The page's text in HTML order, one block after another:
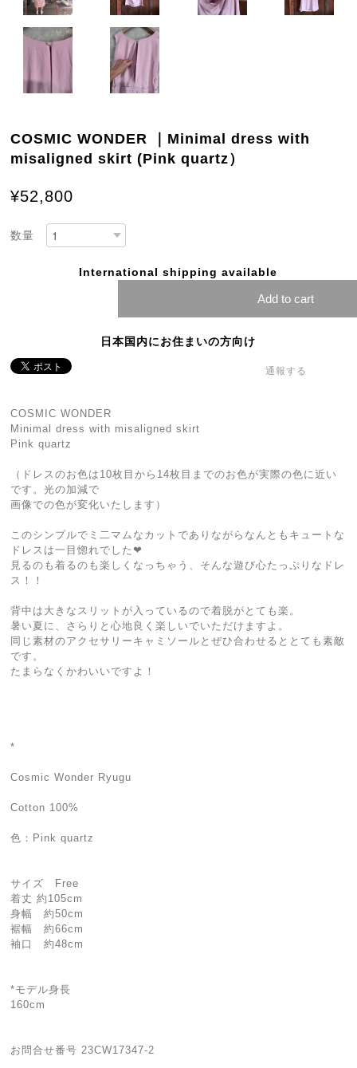
COSMIC WONDER ｜Minimal dress with
misaligned skirt (Pink quartz）
¥52,800
数量
International shipping available
Add to cart
日本国内にお住まいの方向け
通報する
COSMIC WONDER
Minimal dress with misaligned skirt
Pink quartz
（ドレスのお色は10枚目から14枚目までのお色が実際の色に近い
です。光の加減で
画像での色が変化いたします）
このシンプルでミ二マムなカットでありながらなんともキュートな
ドレスは一目惚れでした❤︎
見るのも着るのも楽しくなっちゃう、そんな遊び心たっぷりなドレ
ス！！
背中は大きなスリットが入っているので着脱がとても楽。
暑い夏に、さらりと心地良く楽しいでいただけますよ。
同じ素材のアクセサリーキャミソールとぜひ合わせるととても素敵
です。
たまらなくかわいいですよ！
*
Cosmic Wonder Ryugu
Cotton 100%
色：Pink quartz
サイズ Free
着丈 約105cm
身幅 約50cm
裾幅 約66cm
袖口 約48cm
*モデル身長
160cm
お問合せ番号 23CW17347-2